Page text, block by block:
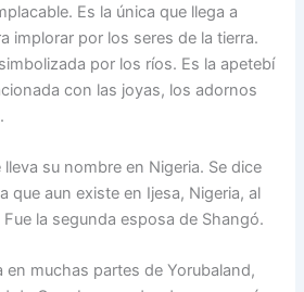
Es la única que llega a
implorar por los seres de la tierra.
por los ríos. Es la apetebí
con las joyas, los adornos
su nombre en Nigeria. Se dice
que aun existe en Ijesa, Nigeria, al
la segunda esposa de Shangó.
en muchas partes de Yorubaland,